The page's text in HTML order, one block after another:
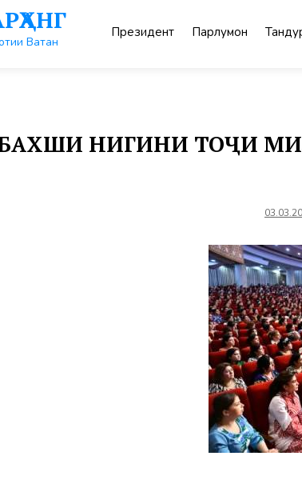
Ватан
Президент Парлумон
НИГИНИ ТОҶИ